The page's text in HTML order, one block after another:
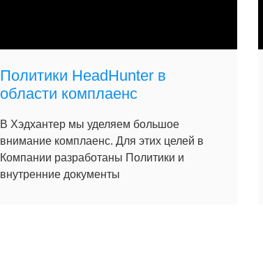
Политики HeadHunter в
области комплаенс
В Хэдхантер мы уделяем большое
внимание комплаенс. Для этих целей в
Компании разработаны Политики и
внутренние документы